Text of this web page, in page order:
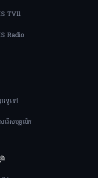
TV11
Radio
ទូទៅ
រើសបុគ្គលិក